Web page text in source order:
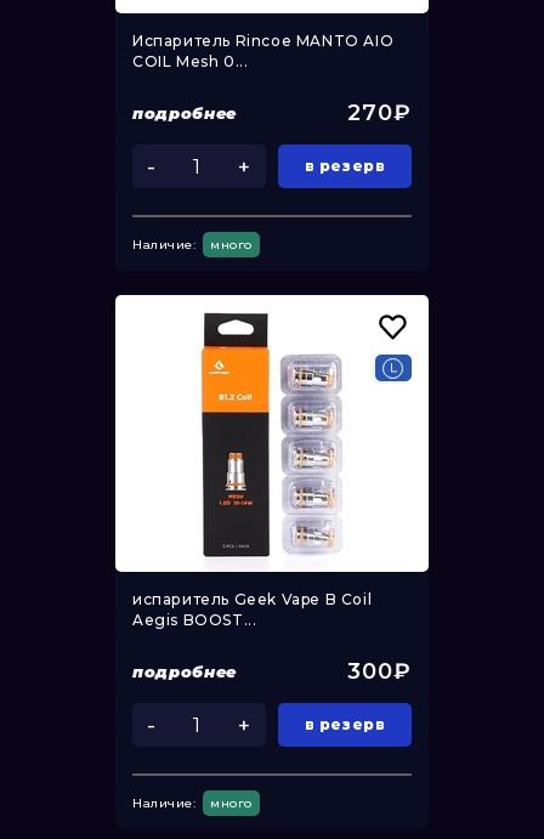
Испаритель Rincoe MANTO AIO
COIL Mesh 0...
подробнее 270₽
- + в резерв
Наличие: много
испаритель Geek Vape B Coil
Aegis BOOST...
подробнее 300₽
- + в резерв
Наличие: много